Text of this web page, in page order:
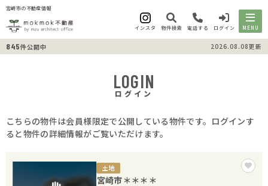
宮崎市の不動産情報
インスタ 物件検索 電話する ログイン MENU
845件公開中 2026.08.08更新
LOGIN
ログイン
こちらの物件は会員様限定で公開している物件です。ログインす
ると物件の詳細情報がご覧いただけます。
土地
宮崎市＊＊＊＊